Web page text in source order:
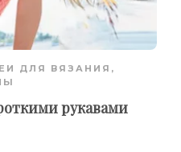
ДЛЯ ВЯЗАНИЯ ,
рукавами